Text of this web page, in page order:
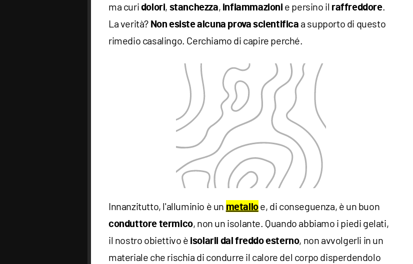
ma curi dolori, stanchezza, infiammazioni e persino il raffreddore.
La verità? Non esiste alcuna prova scientifica a supporto di questo
rimedio casalingo. Cerchiamo di capire perché.
Innanzitutto, l'alluminio è un metalloe, di conseguenza, è un buon
conduttore termico, non un isolante. Quando abbiamo i piedi gelati,
il nostro obiettivo è isolarli dal freddo esterno, non avvolgerli in un
materiale che rischia di condurre il calore del corpo disperdendolo